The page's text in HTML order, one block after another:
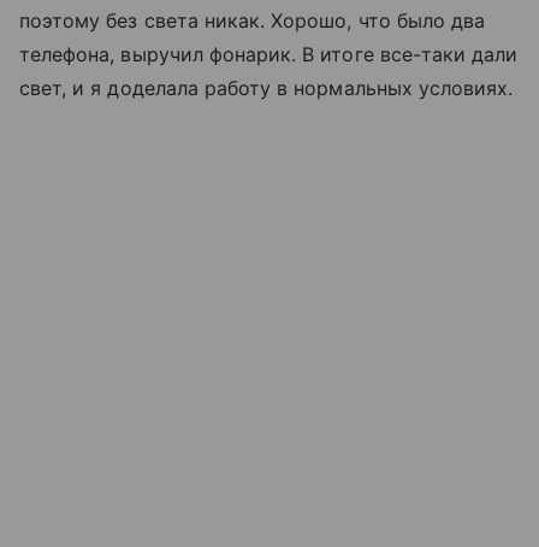
поэтому без света никак. Хорошо, что было два
телефона, выручил фонарик. В итоге все-таки дали
свет, и я доделала работу в нормальных условиях.